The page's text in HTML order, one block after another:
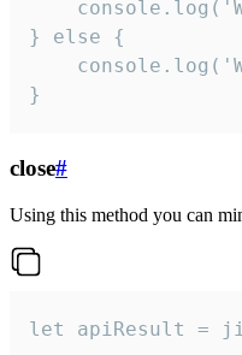
} else {
}
close#
Using this method you can
let apiResult =